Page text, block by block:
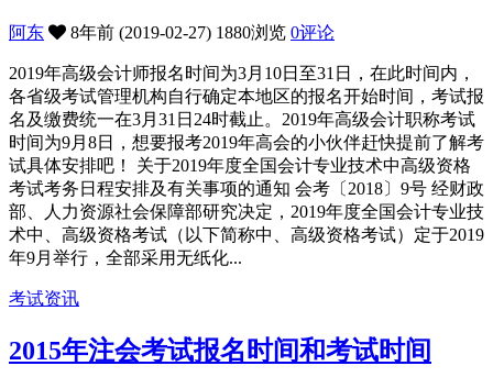
阿东 8年前 (2019-02-27) 1880浏览 0评论
2019年高级会计师报名时间为3月10日至31日，在此时间内，
各省级考试管理机构自行确定本地区的报名开始时间，考试报
名及缴费统一在3月31日24时截止。2019年高级会计职称考试
时间为9月8日，想要报考2019年高会的小伙伴赶快提前了解考
试具体安排吧！ 关于2019年度全国会计专业技术中高级资格
考试考务日程安排及有关事项的通知 会考〔2018〕9号 经财政
部、人力资源社会保障部研究决定，2019年度全国会计专业技
术中、高级资格考试（以下简称中、高级资格考试）定于2019
年9月举行，全部采用无纸化...
考试资讯
2015年注会考试报名时间和考试时间